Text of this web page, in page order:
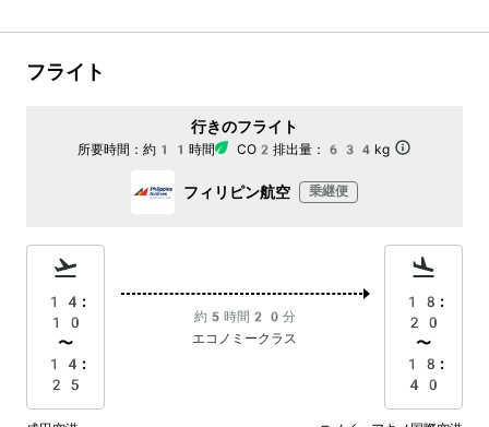
フライト
行きのフライト
所要時間： 約11時間 CO2排出量： 634kg
フィリピン航空 乗継便
14:
10
〜
14:
25
約5時間20分
エコノミークラス
18:
20
〜
18:
40